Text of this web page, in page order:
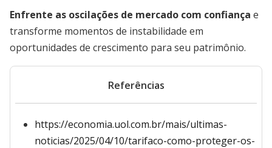
Enfrente as oscilações de mercado com confiança e
transforme momentos de instabilidade em
oportunidades de crescimento para seu patrimônio.
Referências
https://economia.uol.com.br/mais/ultimas-
noticias/2025/04/10/tarifaco-como-proteger-os-